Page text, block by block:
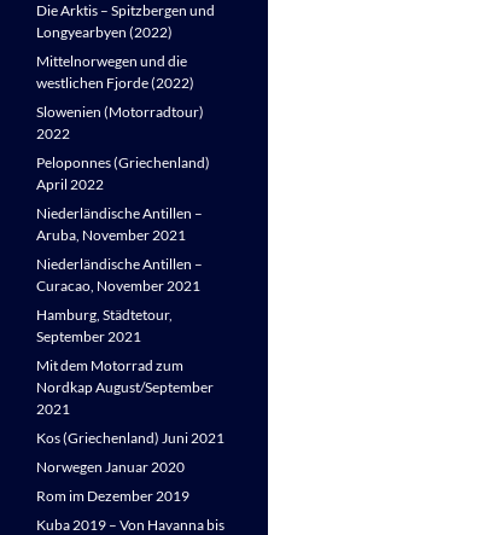
Die Arktis – Spitzbergen und
Longyearbyen (2022)
Mittelnorwegen und die
westlichen Fjorde (2022)
Slowenien (Motorradtour)
2022
Peloponnes (Griechenland)
April 2022
Niederländische Antillen –
Aruba, November 2021
Niederländische Antillen –
Curacao, November 2021
Hamburg, Städtetour,
September 2021
Mit dem Motorrad zum
Nordkap August/September
2021
Kos (Griechenland) Juni 2021
Norwegen Januar 2020
Rom im Dezember 2019
Kuba 2019 – Von Havanna bis